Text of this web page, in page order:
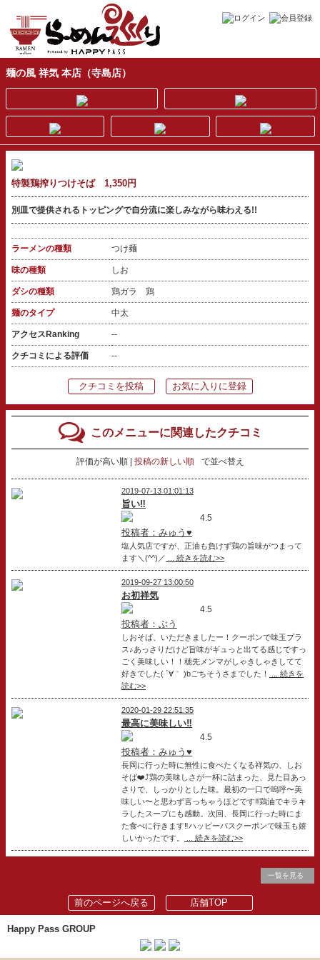
麺の風 祥気 本店（寺島店）
特製鶏搾りつけそば 1,350円
別皿で提供されるトッピングで自分流に楽しみながら味わえる!!
ラーメンの種類 つけ麺
味の種類 しお
ダシの種類 鶏ガラ 鶏
麺のタイプ 中太
アクセスRanking --
クチコミによる評価 --
クチコミを投稿 お気に入りに登録
このメニューに関連したクチコミ
評価が高い順 投稿の新しい順 で並べ替え
2019-07-13 01:01:13
旨い‼️
4.5
投稿者：みゅう♥
塩人気店ですが、正油も負けず鶏の旨味がつまって
ます＼(^^)／
... 続きを読む>>
2019-09-27 13:00:50
お初祥気
4.5
投稿者：ぶう
しおそば、いただきましたー！クーポンで味玉プラ
ス♪あっさりだけど旨味がギュっと出てる感じですっ
ごく美味しい！！穂先メンマがしゃきしゃきしてて
好きでした( ´∀｀ )bごちそうさまでした！
... 続きを
読む>>
2020-01-29 22:51:35
最高に美味しい‼️
4.5
投稿者：みゅう♥
長岡に行った時に無性に食べたくなる祥気の、しお
そば❤️⤴️鶏の美味しさが一杯に詰まった、見た目あっ
さりで、しっかりとした味。最初の一口で嗚呼〜美
味しい〜と思わず言っちゃうほどです‼️鶏油でキラキ
ラしたスープにも感動。次回、長岡に行った時にま
た食べに行きます‼️ハッピーパスクーポンで味玉も嬉
しいかったです。
... 続きを読む>>
一覧を見る
前のページへ戻る 店舗TOP
Happy Pass GROUP